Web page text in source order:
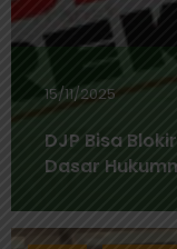
15/11/2025
DJP Bisa
Dasar